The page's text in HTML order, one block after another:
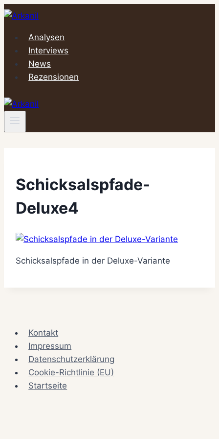
Zum
springenAnalysen
Interviews
News
Rezensionen
Schicksalspfade-
Deluxe4
Schicksalspfade in der Deluxe-Variante
Kontakt
Impressum
Datenschutzerklärung
Cookie-Richtlinie (EU)
Startseite